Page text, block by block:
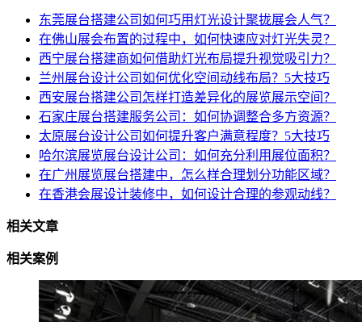
东莞展台搭建公司如何巧用灯光设计聚拢展会人气？
在佛山展会布置的过程中，如何快速应对灯光失灵？
西宁展台搭建商如何借助灯光布局提升视觉吸引力？
兰州展台设计公司如何优化空间动线布局？5大技巧
西安展台搭建公司怎样打造差异化的展览展示空间？
石家庄展台搭建服务公司：如何协调整合多方资源？
太原展台设计公司如何提升客户满意程度？5大技巧
哈尔滨展览展台设计公司：如何充分利用展位面积？
在广州展览展台搭建中，怎么样合理划分功能区域？
在香港会展设计装修中，如何设计合理的参观动线？
相关文章
相关案例